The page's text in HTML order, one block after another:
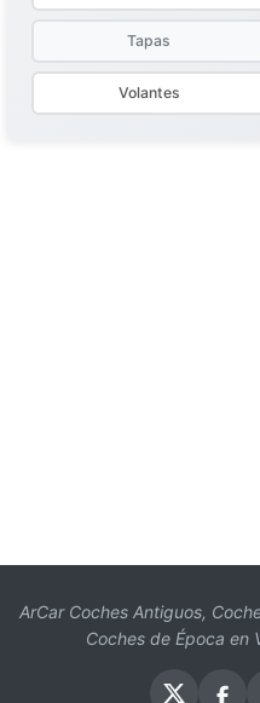
Tapas
Volantes
ArCar Coches Antiguos,
Coches de Época en